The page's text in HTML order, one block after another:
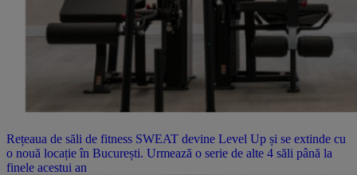
Rețeaua de săli de fitness SWEAT devine Level Up și se extinde cu
o nouă locație în București. Urmează o serie de alte 4 săli până la
finele acestui an